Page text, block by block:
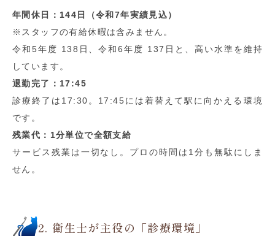
年間休日：144日（令和7年実績見込）
※スタッフの有給休暇は含みません。
令和5年度 138日、令和6年度 137日と、高い水準を維持
しています。
退勤完了：17:45
診療終了は17:30。17:45には着替えて駅に向かえる環境
です。
残業代：1分単位で全額支給
サービス残業は一切なし。プロの時間は1分も無駄にしま
せん。
2. 衛生士が主役の「診療環境」